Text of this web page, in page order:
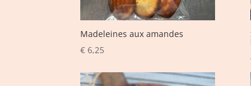
Madeleines aux amandes
€ 6,25